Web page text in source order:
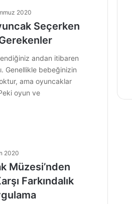
2020
Seçerken
andan itibaren
Genellikle bebeğinizin
ama oyuncaklar
oyun ve
2020
Müzesi’nden
Farkındalık